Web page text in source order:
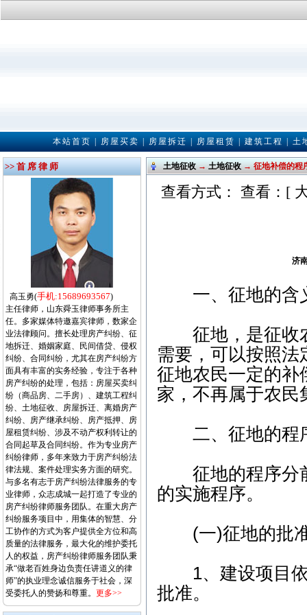
本站首页|房屋买卖|房屋拆迁|房屋租赁|建筑工程|土
>> 首 席 律 师
高玉勇(手机:15689693567)
主任律师，山东舜玉律师事务所主
任。多家媒体特邀嘉宾律师，数家企
业法律顾问。擅长处理房产纠纷、征
地拆迁、婚姻家庭、民间借贷、侵权
纠纷、合同纠纷，尤其在房产纠纷方
面具有丰富的实务经验，专注于各种
房产纠纷的处理，包括：房屋买卖纠
纷（商品房、二手房）、建筑工程纠
纷、土地征收、房屋拆迁、离婚房产
纠纷、房产继承纠纷、房产抵押、房
屋租赁纠纷、涉及不动产权利转让的
合同起草及合同纠纷。作为专业房产
纠纷律师，多年来致力于房产纠纷法
律法规、案件处理实务方面的研究。
与多名有志于房产纠纷法律服务的专
业律师，众志成城一起打造了专业的
房产纠纷律师服务团队。在重大房产
纠纷服务项目中，用集体的智慧、分
工协作的方式为客户提供全方位和高
质量的法律服务，最大化的维护委托
人的权益，房产纠纷律师服务团队秉
承“做老百姓身边负责任讲道义的律
师”的执业理念诚信服务于社会，深
受委托人的赞扬和尊重。 更多>>
土地征收→土地征收→ 征地补偿的程
查看方式： 查看：[
济
一、征地的含
征地，是征收农
需要，可以按照
征地农民一定的补
家，不再属于农民
二、征地的程
征地的程序分前
的实施程序。
(一)征地的批
1、建设项目依
批准。